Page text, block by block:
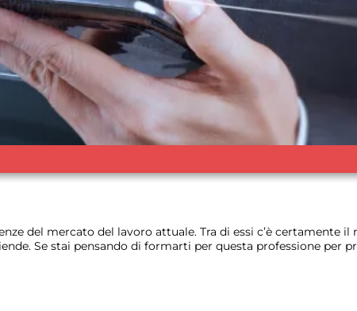
del mercato del lavoro attuale. Tra di essi c’è certamente il
Se stai pensando di formarti per questa professione per